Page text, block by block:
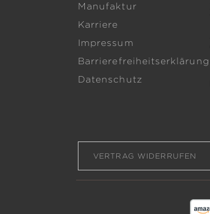
Manufaktur
Karriere
Impressum
Barrierefreiheitserklärung
Datenschutz
VERTRAG WIDERRUFEN